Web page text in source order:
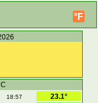
°F
18:57
23.1°